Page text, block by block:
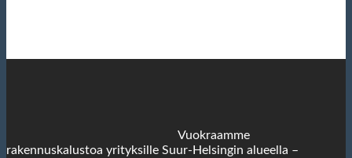
Vuokraamme
rakennuskalustoa yrityksille Suur-Helsingin alueella –